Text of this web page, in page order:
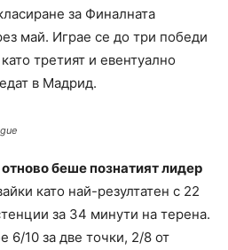
за Финалната
май. Играе се до три победи
третият и евентуално
в Мадрид.
беше познатият лидер
като най-резултатен с 22
за 34 минути на терена.
6/10 за две точки, 2/8 от